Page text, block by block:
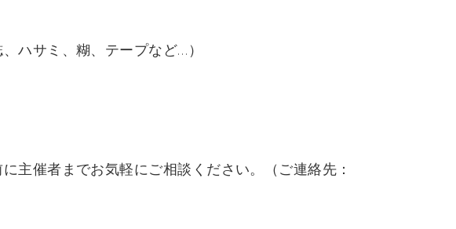
ハサミ、糊、テープなど…）
主催者までお気軽にご相談ください。（ご連絡先：